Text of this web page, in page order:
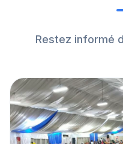
Restez informé